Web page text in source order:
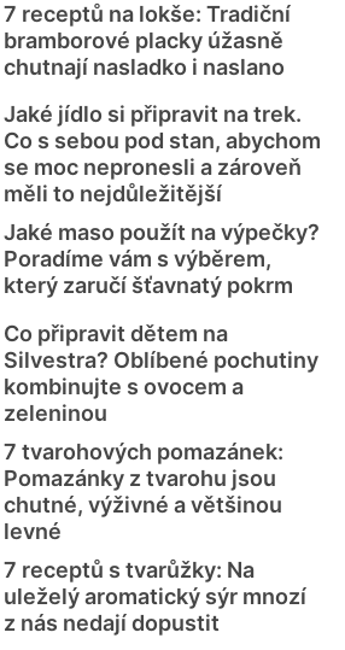
7 receptů na lokše: Tradiční
bramborové placky úžasně
chutnají nasladko i naslano
Jaké jídlo si připravit na trek.
Co s sebou pod stan, abychom
se moc nepronesli a zároveň
měli to nejdůležitější
Jaké maso použít na výpečky?
Poradíme vám s výběrem,
který zaručí šťavnatý pokrm
Co připravit dětem na
Silvestra? Oblíbené pochutiny
kombinujte s ovocem a
zeleninou
7 tvarohových pomazánek:
Pomazánky z tvarohu jsou
chutné, výživné a většinou
levné
7 receptů s tvarůžky: Na
uleželý aromatický sýr mnozí
z nás nedají dopustit